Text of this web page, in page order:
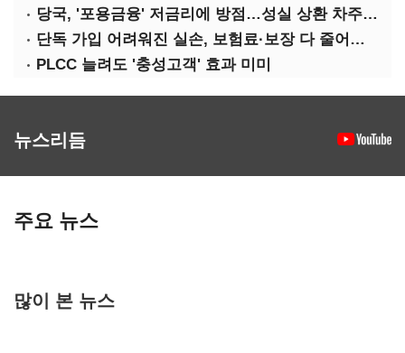
당국, '포용금융' 저금리에 방점…성실 상환 차주는 '역차별'
단독 가입 어려워진 실손, 보험료·보장 다 줄어든 5세대는?
PLCC 늘려도 '충성고객' 효과 미미
뉴스리듬
주요 뉴스
많이 본 뉴스